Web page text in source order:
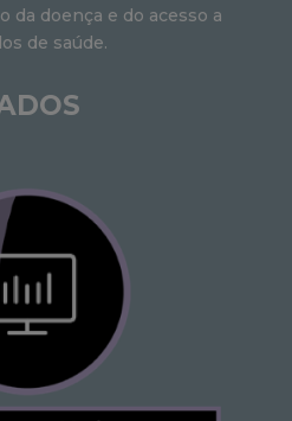
da doença e do acesso a
de saúde.